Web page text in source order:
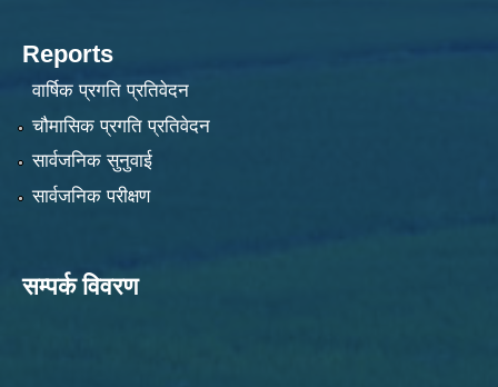
Reports
वार्षिक प्रगति प्रतिवेदन
चौमासिक प्रगति प्रतिवेदन
सार्वजनिक सुनुवाई
सार्वजनिक परीक्षण
सम्पर्क विवरण